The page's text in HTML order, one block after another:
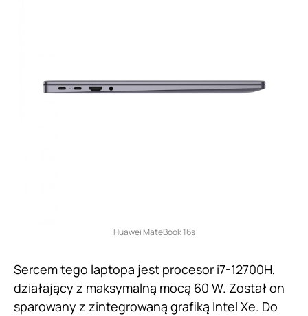
Huawei MateBook 16s
Sercem tego laptopa jest procesor i7-12700H,
działający z maksymalną mocą 60 W. Został on
sparowany z zintegrowaną grafiką Intel Xe. Do